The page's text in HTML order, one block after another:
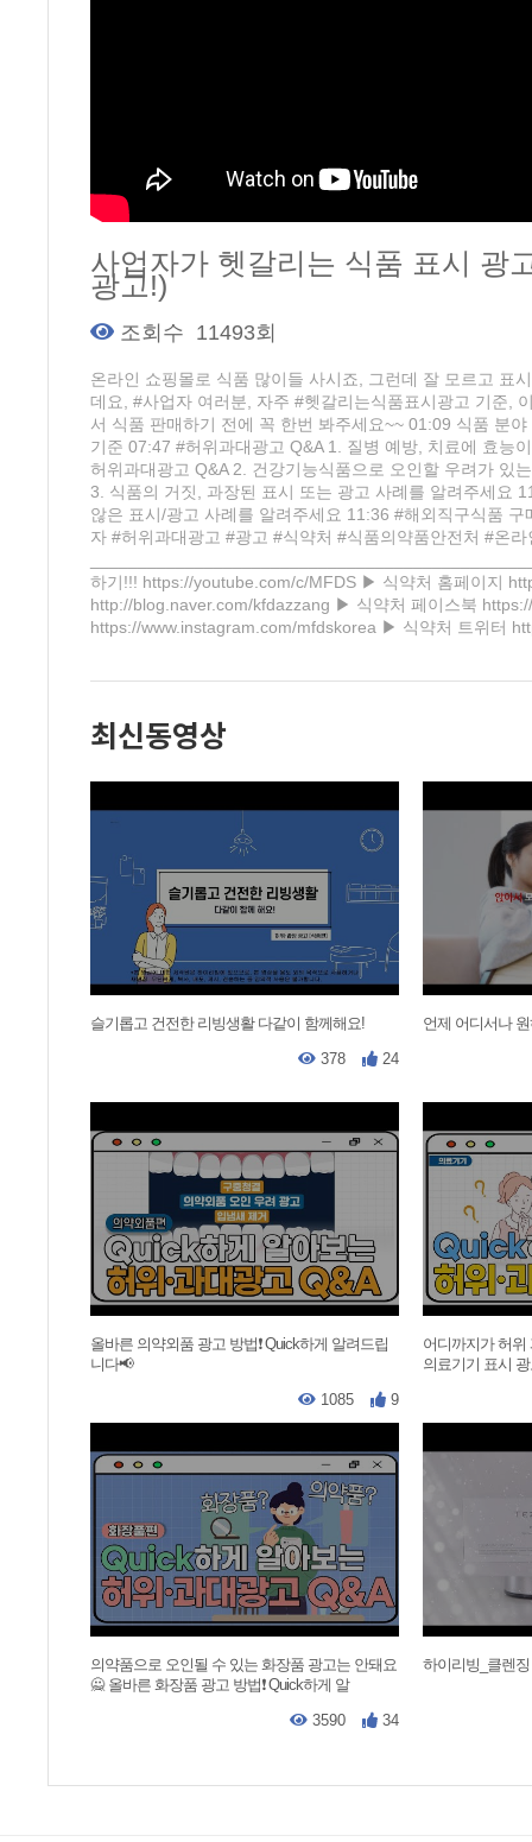
사업자가 헷갈리는 식품 표시 광
광고!)
조회수 11493회
온라인 쇼핑몰로 식품 많이들 사시죠, 그런데 잘 모르고 표
데요, #사업자 여러분, 자주 #헷갈리는식품표시광고 기준,
서 식품 판매하기 전에 꼭 한번 봐주세요~~ 01:09 식품 분
기준 07:47​ #허위과대광고 Q&A 1. 질병 예방, 치료에 효능
허위과대광고 Q&A 2. 건강기능식품으로 오인할 우려가 있
3. 식품의 거짓, 과장된 표시 또는 광고 사례를 알려주세요
않은 표시/광고 사례를 알려주세요 11:36 #해외직구식품
자 #허위과대광고 #광고 #식약처 #식품의약품안전처 #온
하기!!! https://youtube.com/c/MFDS ▶ 식약처 홈페이지
http://blog.naver.com/kfdazzang ▶ 식약처 페이스북
https://www.instagram.com/mfdskorea ▶ 식약처 트위터
최신동영상
슬기롭고 건전한 리빙생활 다같이 함께해요!
378
24
언제 어디서나
올바른 의약외품 광고 방법❗ Quick하게 알려드립
니다📢
1085
9
어디까지가 허위
의료기기 표시
의약품으로 오인될 수 있는 화장품 광고는 안돼요
🙅 올바른 화장품 광고 방법❗ Quick하게 알
3590
34
하이리빙_클렌